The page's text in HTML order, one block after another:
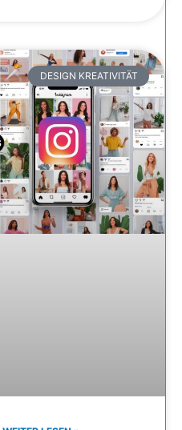
DESIGN KREATIVITÄT